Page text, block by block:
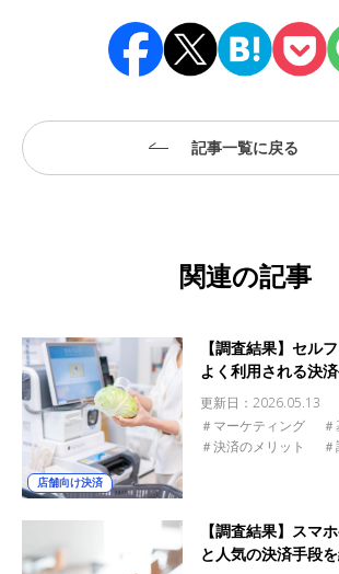
記事一覧に戻る
関連の記事
店舗向け決済
【調査結果】セル
よく利用される決
更新日：2026.05.13
＃マーケティング
＃決済のメリット
【調査結果】スマ
と人気の決済手段を